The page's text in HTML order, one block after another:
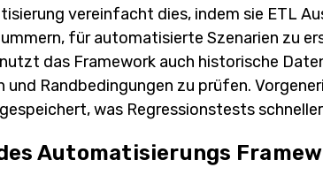
vereinfacht dies, indem sie ETL
für automatisierte Szenarien zu
das Framework auch historische
und Randbedingungen zu prüfen.
was Regressionstests
Automatisierungs